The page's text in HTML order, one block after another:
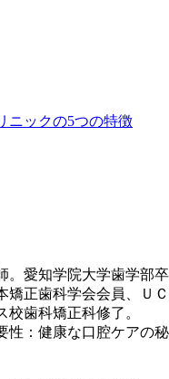
ニックの5つの特徴
。愛知学院大学歯学部卒
矯正歯科学会会員、ＵＣ
歯科矯正科修了。
性：健康な口腔ケアの秘